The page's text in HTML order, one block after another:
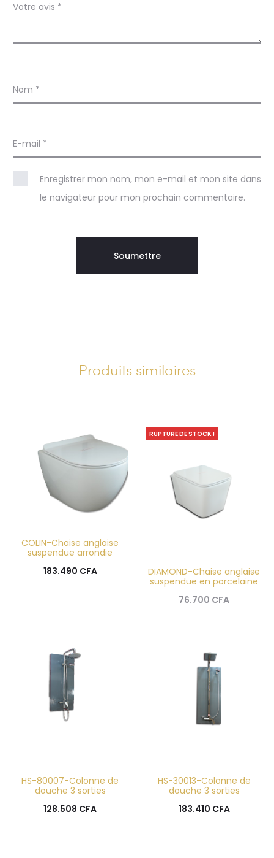
Votre avis *
Nom *
E-mail *
Enregistrer mon nom, mon e-mail et mon site dans
le navigateur pour mon prochain commentaire.
Produits similaires
COLIN-Chaise anglaise
suspendue arrondie
183.490 CFA
RUPTURE DE STOCK !
DIAMOND-Chaise anglaise
suspendue en porcelaine
76.700 CFA
HS-80007-Colonne de
douche 3 sorties
128.508 CFA
HS-30013-Colonne de
douche 3 sorties
183.410 CFA